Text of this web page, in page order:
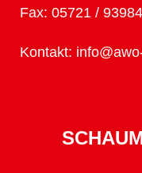
Fax: 05721 /
Kontakt: